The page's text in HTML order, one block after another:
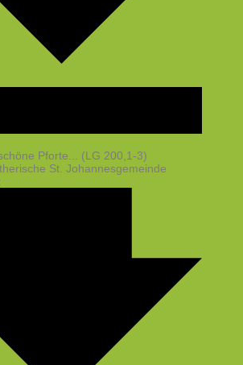
Pforte... (LG 200,1-3)
St. Johannesgemeinde